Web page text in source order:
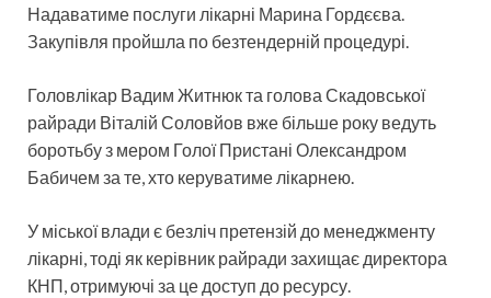
Надаватиме послуги лікарні Марина Гордєєва.
Закупівля пройшла по безтендерній процедурі.
Головлікар Вадим Житнюк та голова Скадовської
райради Віталій Соловйов вже більше року ведуть
боротьбу з мером Голої Пристані Олександром
Бабичем за те, хто керуватиме лікарнею.
У міської влади є безліч претензій до менеджменту
лікарні, тоді як керівник райради захищає директора
КНП, отримуючі за це доступ до ресурсу.